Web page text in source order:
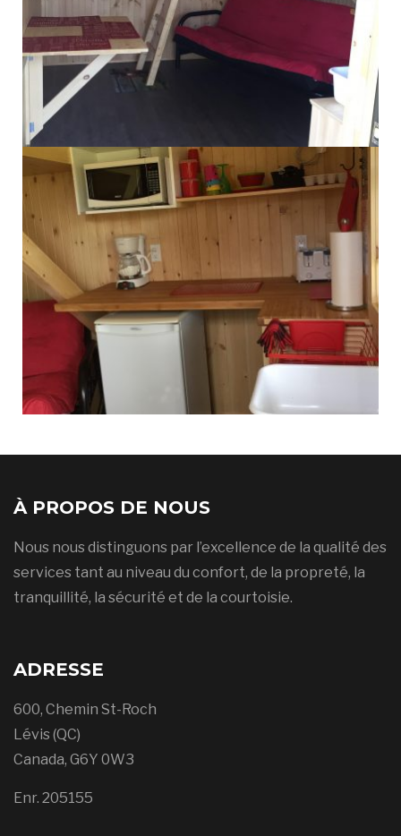
À PROPOS DE NOUS
Nous nous distinguons par l’excellence de la qualité des
services tant au niveau du confort, de la propreté, la
tranquillité, la sécurité et de la courtoisie.
ADRESSE
600, Chemin St-Roch
Lévis (QC)
Canada, G6Y 0W3
Enr. 205155